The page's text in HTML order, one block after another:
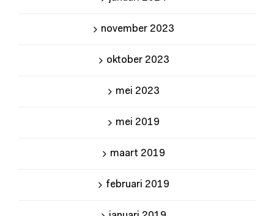
november 2023
oktober 2023
mei 2023
mei 2019
maart 2019
februari 2019